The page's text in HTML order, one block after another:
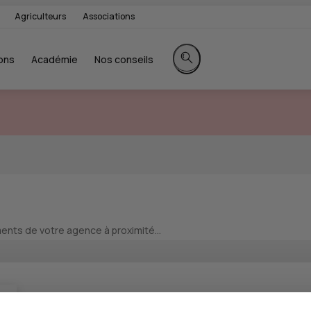
Agriculteurs Associations
Académie Nos conseils
Rechercher sur le site
de votre agence à proximité...